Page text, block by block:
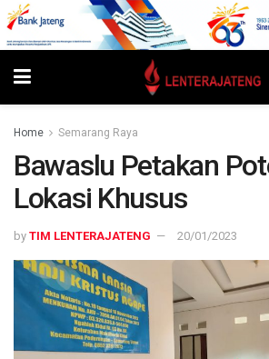
Home Semarang Raya
Bawaslu Petakan
Lokasi Khusus
by TIM LENTERAJATENG 20/01/2023